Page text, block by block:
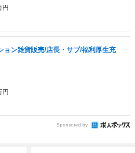
円
ョン雑貨販売/店長・サブ/福利厚生充
円
Sponsored by